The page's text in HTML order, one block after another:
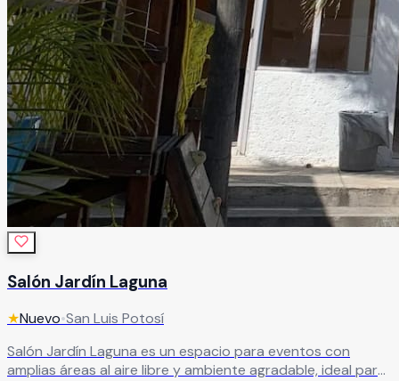
Salón Jardín Laguna
★Nuevo•San Luis Potosí
Salón Jardín Laguna es un espacio para eventos con
amplias áreas al aire libre y ambiente agradable, ideal para